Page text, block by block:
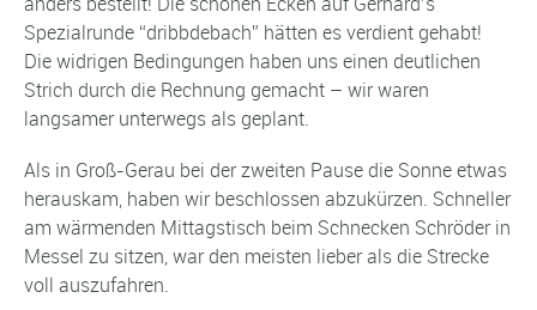
Spezialrunde “dribbdebach” hätten es verdient gehabt!
Die widrigen Bedingungen haben uns einen deutlichen
Strich durch die Rechnung gemacht – wir waren
langsamer unterwegs als geplant.
Als in Groß-Gerau bei der zweiten Pause die Sonne etwas
herauskam, haben wir beschlossen abzukürzen. Schneller
am wärmenden Mittagstisch beim Schnecken Schröder in
Messel zu sitzen, war den meisten lieber als die Strecke
voll auszufahren.